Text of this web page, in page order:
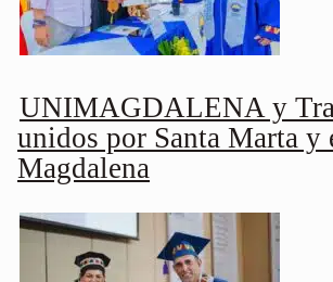
UNIMAGDALENA y
unidos por Santa Marta y
Magdalena